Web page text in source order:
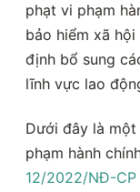
phạt vi phạm
bảo hiểm xã
định bổ sung
lĩnh vực lao
Dưới đây là
phạm hành
12/2022/NĐ-CP